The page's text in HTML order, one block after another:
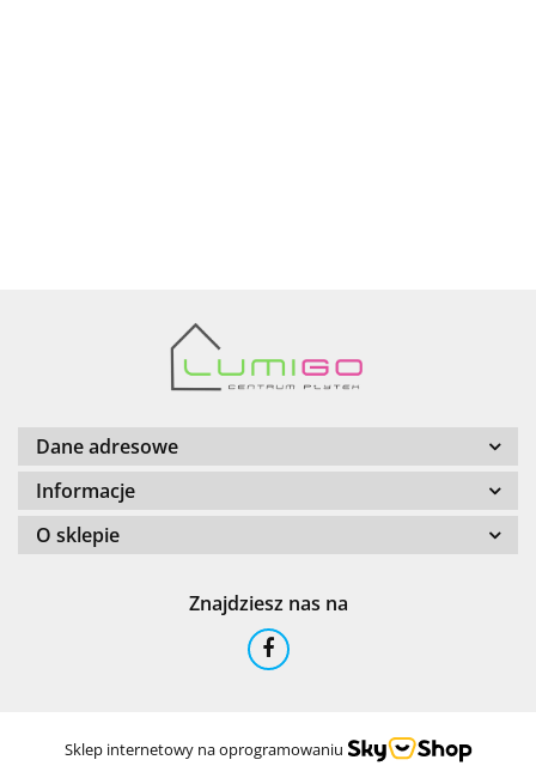
Barwolf
Ceramfix
Dane adresowe
Informacje
O sklepie
Znajdziesz nas na
Sklep internetowy na oprogramowaniu